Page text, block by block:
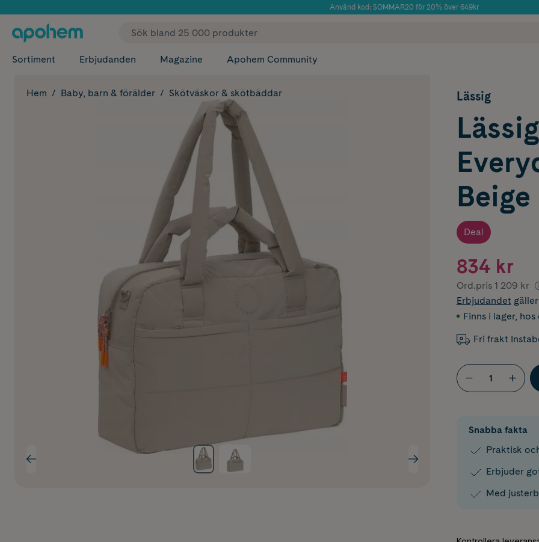
Använd kod: SOMMAR20 för 20% över 649kr
✓ Fri frakt
Sortiment Erbjudanden Magazine Apohem Community
Hem Baby, barn & förälder Skötväskor & skötbäddar Lässig
Beige
Deal
834 kr
Ord.pris 1 209 kr
Erbjudandet
Finns i lager, hos
Fri frakt
Snabba fakta
Praktisk
Erbjuder
Med